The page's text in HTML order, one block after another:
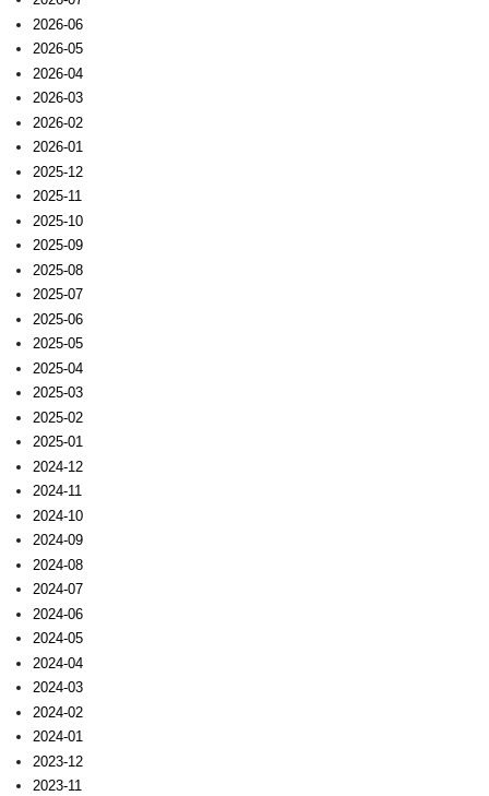
2026-06
2026-05
2026-04
2026-03
2026-02
2026-01
2025-12
2025-11
2025-10
2025-09
2025-08
2025-07
2025-06
2025-05
2025-04
2025-03
2025-02
2025-01
2024-12
2024-11
2024-10
2024-09
2024-08
2024-07
2024-06
2024-05
2024-04
2024-03
2024-02
2024-01
2023-12
2023-11